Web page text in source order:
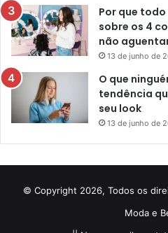
Por que
sobre os 4
não
13 de junho de
O que
tendência
seu look
13 de junho de
© Copyright 2026, Todos os
Moda e